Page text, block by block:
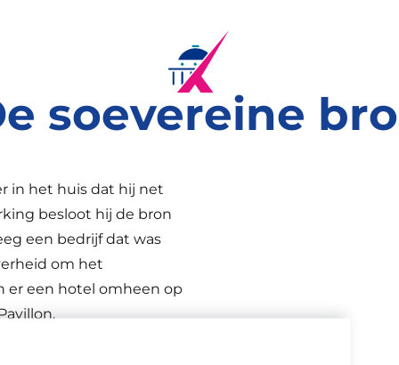
soevereine
in het huis dat hij net
besloot hij de bron
een bedrijf dat was
om het
er een hotel omheen op